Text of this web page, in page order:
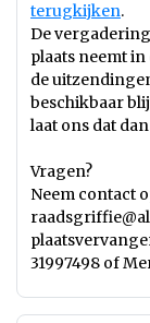
terugkijken.
De
plaats neemt in
de
beschikbaar
laat ons dat
Vragen?
Neem contact
31997498 of